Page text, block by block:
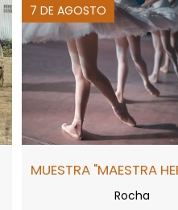
7 DE AGOSTO
MUESTRA "MAESTRA
Rocha